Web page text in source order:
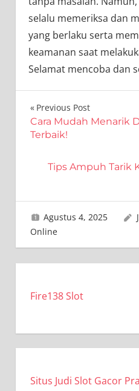
selalu memeriksa dan
yang berlaku serta
keamanan saat
Selamat mencoba dan
Navigasi
pos
Previous Post
Cara Mudah Menarik
Terbaik!
Tips Ampuh Tarik
Agustus 4, 2025
Online
Fire138 Slot
Situs Judi Slot Gacor